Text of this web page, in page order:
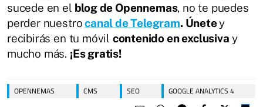
sucede en el blog de Opennemas, no te puedes
perder nuestrocanal de Telegram. Únetey
recibirás en tu móvil contenido en exclusiva y
mucho más. ¡Es gratis!
OPENNEMAS CMS SEO GOOGLE ANALYTICS 4